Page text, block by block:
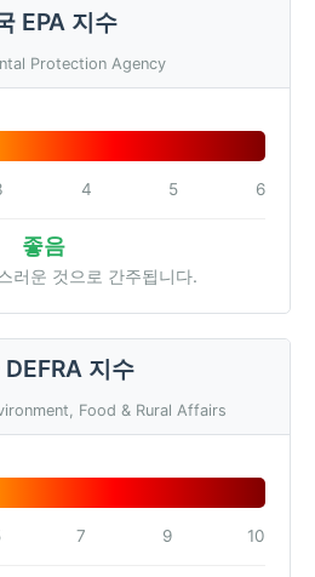
EPA 지수
Protection Agency
4 5 6
좋음
러운 것으로 간주됩니다.
DEFRA 지수
Food & Rural Affairs
7 9 10